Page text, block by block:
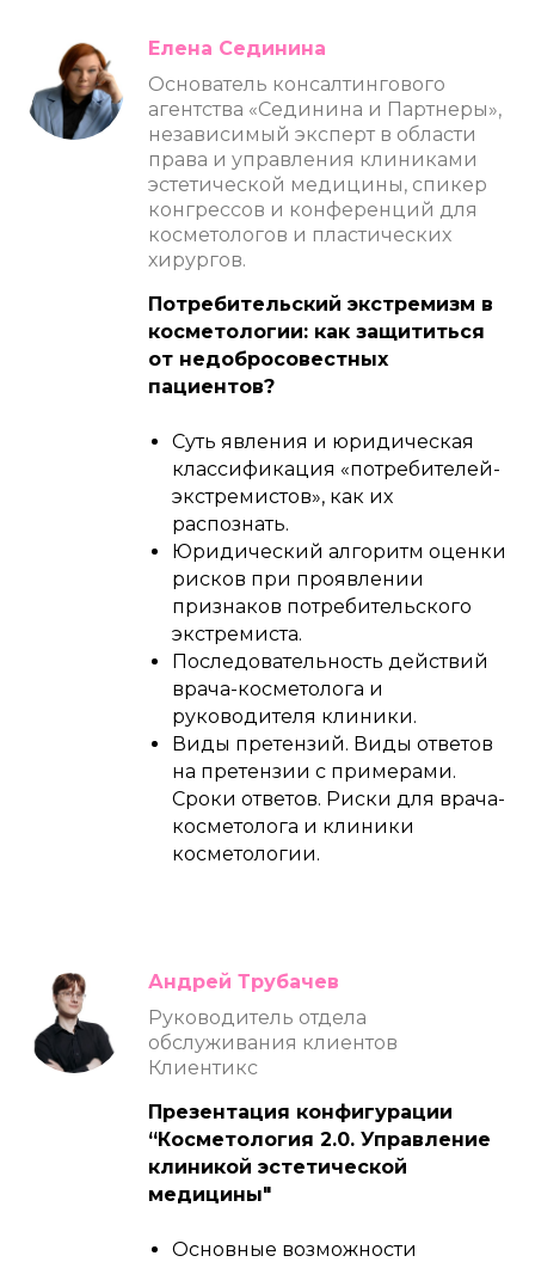
Елена Сединина
Основатель консалтингового
агентства «Сединина и Партнеры»,
независимый эксперт в области
права и управления клиниками
эстетической медицины, спикер
конгрессов и конференций для
косметологов и пластических
хирургов.
Потребительский экстремизм в
косметологии: как защититься
от недобросовестных
пациентов?
Суть явления и юридическая
классификация «потребителей-
экстремистов», как их
распознать.
Юридический алгоритм оценки
рисков при проявлении
признаков потребительского
экстремиста.
Последовательность действий
врача-косметолога и
руководителя клиники.
Виды претензий. Виды ответов
на претензии с примерами.
Сроки ответов. Риски для врача-
косметолога и клиники
косметологии.
Андрей Трубачев
Руководитель отдела
обслуживания клиентов
Клиентикс
Презентация конфигурации
“Косметология 2.0. Управление
клиникой эстетической
медицины"
Основные возможности